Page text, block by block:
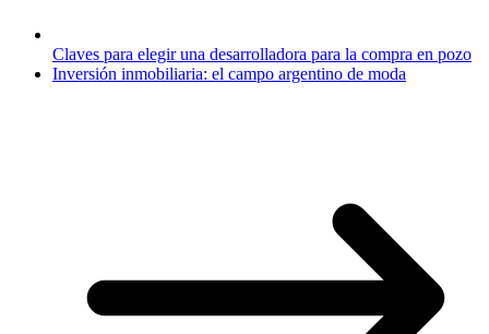
Claves para elegir una desarrolladora para la compra en pozo
Inversión inmobiliaria: el campo argentino de moda